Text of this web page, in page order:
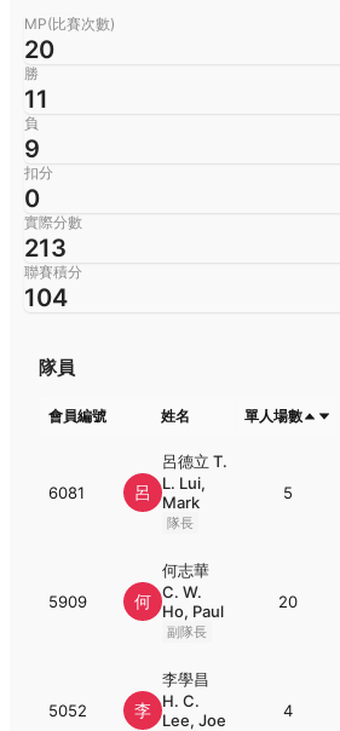
MP(比賽次數)
20
勝
11
負
9
扣分
0
實際分數
213
聯賽積分
104
隊員
會員編號 姓名 單人場數
6081 呂
呂德立 T.
L. Lui,
Mark
隊長
5
5909 何
何志華
C. W.
Ho, Paul
副隊長
20
5052 李
李學昌
H. C.
Lee, Joe
4